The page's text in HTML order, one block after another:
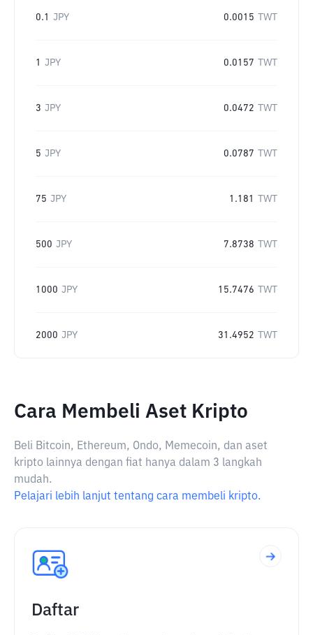
0.1 JPY 0.0015 TWT
1 JPY 0.0157 TWT
3 JPY 0.0472 TWT
5 JPY 0.0787 TWT
75 JPY 1.181 TWT
500 JPY 7.8738 TWT
1000 JPY 15.7476 TWT
2000 JPY 31.4952 TWT
Cara Membeli Aset Kripto
Beli Bitcoin, Ethereum, Ondo, Memecoin, dan aset
kripto lainnya dengan fiat hanya dalam 3 langkah
mudah.
Pelajari lebih lanjut tentang cara membeli kripto.
Daftar